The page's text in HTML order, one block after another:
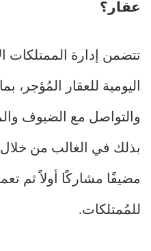
عقار؟
تتضمن إدارة الممتلكات
اليومية للعقار المُؤجر،
والتواصل مع الضيوف
بذلك في الغالب من
مضيفًا مشاركًا أولاً ثم
للمُمتلكات.